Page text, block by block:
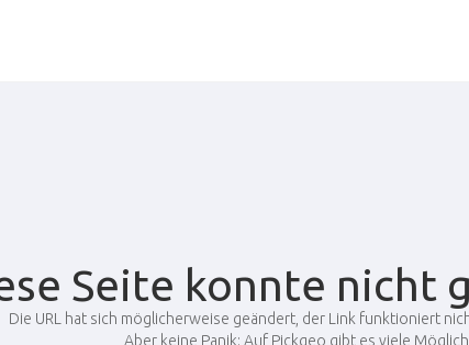
Seite konnte nicht
Die URL hat sich möglicherweise geändert, der Link funktioniert
Aber keine Panik: Auf Pickgeo gibt es viele